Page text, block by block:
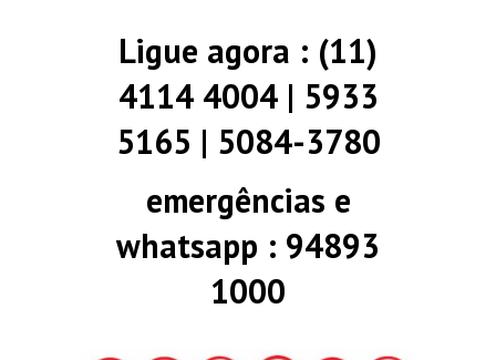
Ligue agora : (11)
4114 4004 | 5933
5165 | 5084-3780
emergências e
whatsapp : 94893
1000